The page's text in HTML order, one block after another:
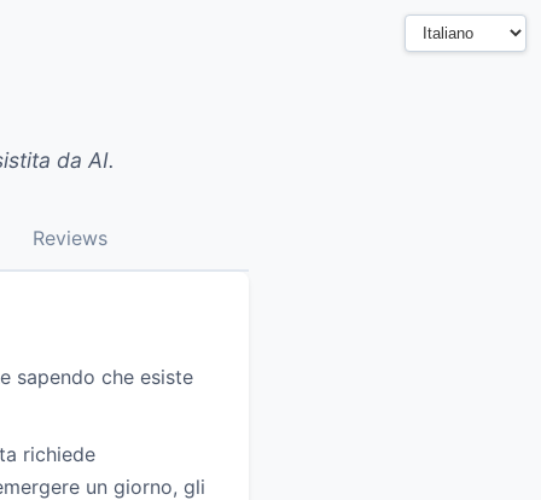
da AI.
Reviews
sapendo che esiste
richiede
un giorno, gli